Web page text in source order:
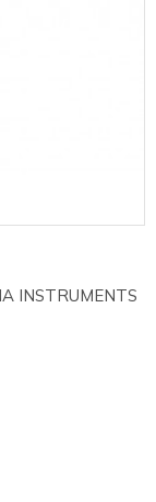
INSTRUMENTS